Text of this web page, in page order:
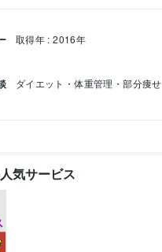
取得年 : 2016年
ダイエット・体重管理・部分痩せ
気サービス